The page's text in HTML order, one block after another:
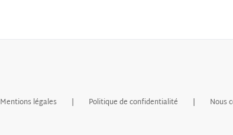
Mentions légales Politique de confidentialité Nous